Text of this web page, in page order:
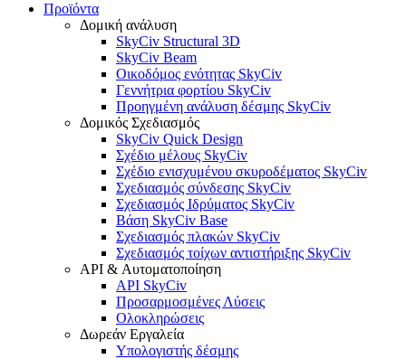
Προϊόντα
Δομική ανάλυση
SkyCiv Structural 3D
SkyCiv Beam
Οικοδόμος ενότητας SkyCiv
Γεννήτρια φορτίου SkyCiv
Προηγμένη ανάλυση δέσμης SkyCiv
Δομικός Σχεδιασμός
SkyCiv Quick Design
Σχέδιο μέλους SkyCiv
Σχέδιο ενισχυμένου σκυροδέματος SkyCiv
Σχεδιασμός σύνδεσης SkyCiv
Σχεδιασμός Ιδρύματος SkyCiv
Βάση SkyCiv Base
Σχεδιασμός πλακών SkyCiv
Σχεδιασμός τοίχων αντιστήριξης SkyCiv
API & Αυτοματοποίηση
API SkyCiv
Προσαρμοσμένες Λύσεις
Ολοκληρώσεις
Δωρεάν Εργαλεία
Υπολογιστής δέσμης